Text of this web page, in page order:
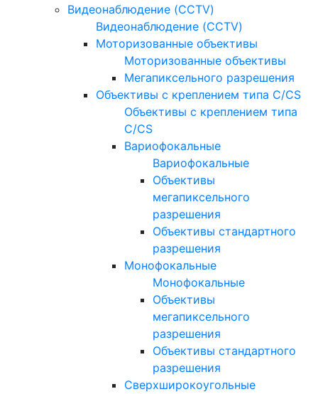
Видеонаблюдение (CCTV)
Видеонаблюдение (CCTV)
Моторизованные объективы
Моторизованные объективы
Мегапиксельного разрешения
Объективы с креплением типа C/CS
Объективы с креплением типа
C/CS
Вариофокальные
Вариофокальные
Объективы
мегапиксельного
разрешения
Объективы стандартного
разрешения
Монофокальные
Монофокальные
Объективы
мегапиксельного
разрешения
Объективы стандартного
разрешения
Сверхширокоугольные